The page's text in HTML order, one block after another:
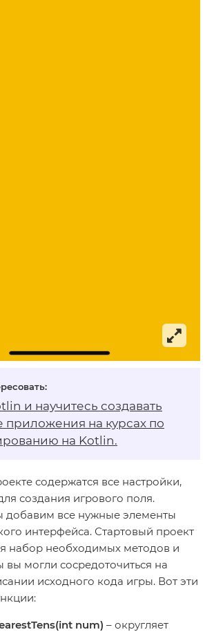
и научитесь создавать
приложения на курсах по
на Kotlin.
содержатся все настройки,
создания игрового поля.
добавим все нужные элементы
интерфейса. Стартовый проект
набор необходимых методов и
вы могли сосредоточиться на
исходного кода игры. Вот эти
num) – округляет